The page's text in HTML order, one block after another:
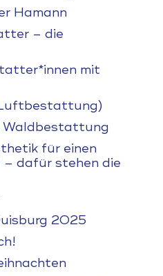
Hamann
– die
mit
für einen
– dafür stehen die
2025